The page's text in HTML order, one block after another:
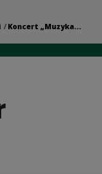
Koncert „Muzyka...